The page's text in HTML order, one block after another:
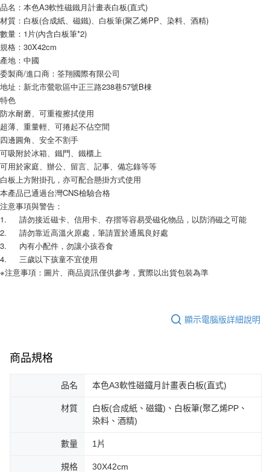
品名：本色A3軟性磁鐵月計畫表白板(直式)
材質：白板(合成紙、磁鐵)、白板筆(聚乙烯PP、染料、酒精)
數量：1片(內含白板筆*2)
規格：30X42cm
產地：中國
委製商/進口商：筌翔國際有限公司
地址：新北市鶯歌區中正三路238巷57號B棟
特色
防水耐磨、可重複擦拭使用
超薄、重量輕、可捲起不佔空間
四邊圓角、安全不割手
可吸附於冰箱、鐵門、鐵櫃上
可用於家庭、辦公、留言、記事、備忘錄等等
白板上方附掛孔，亦可配合懸掛方式使用
本產品已通過台灣CNS檢驗合格
注意事項與警告：
1.	請勿接近磁卡、信用卡、存摺等容易受磁化物品，以防消磁之可能
2.	請勿靠近高溫火原處，筆請置於通風良好處
3.	內有小配件，勿讓小孩吞食
4.	三歲以下孩童不宜使用
※注意事項：圖片、商品資訊僅供參考，實際以出貨包裝為準
顯示電腦版詳細說明
商品規格
品名 本色A3軟性磁鐵月計畫表白板(直式)
材質
白板(合成紙、磁鐵)、白板筆(聚乙烯PP、
染料、酒精)
數量 1片
規格 30X42cm